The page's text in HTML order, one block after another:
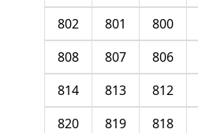
800
801
802
806
807
808
812
813
814
818
819
820